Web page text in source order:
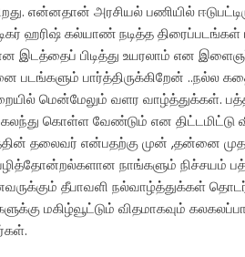
என்னதான் அரசியல் பணியில்
ஹரிஷ் கல்யாண் நடித்த திரைப்படங்கள்
இடத்தைப் பிடித்து உயரலாம் என
பார்த்திருக்கிறேன் ..நல்ல
மென்மேலும் வளர வாழ்த்துக்கள்.
கலந்து கொள்ள வேண்டும் என
தலைவர் என்பதற்கு முன் ,தன்னை
நாங்களும் நிச்சயம்
தீபாவளி நல்வாழ்த்துக்கள்
மகிழ்வூட்டும் விதமாகவும்